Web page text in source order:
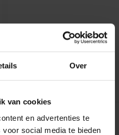
Over
van cookies
en advertenties te
social media te bieden
- 1van 1